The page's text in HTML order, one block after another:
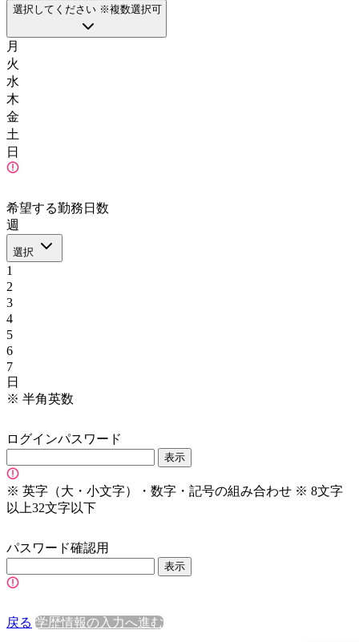
選択してください ※複数選択可
月
火
水
木
金
土
日
希望する勤務日数
週
選択
1
2
3
4
5
6
7
日
※ 半角英数
ログインパスワード
表示
※ 英字（大・小文字）・数字・記号の組み合わせ ※ 8文字
以上32文字以下
パスワード確認用
表示
戻る 学歴情報の入力へ進む